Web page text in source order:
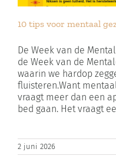
10 tips voor mentaal
De Week van de
de Week van de
waarin we hardop
fluisteren.Want
vraagt meer dan een
bed gaan. Het vraagt
2 juni 2026